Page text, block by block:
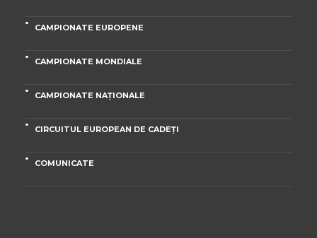
CAMPIONATE EUROPENE
CAMPIONATE MONDIALE
CAMPIONATE NAȚIONALE
CIRCUITUL EUROPEAN DE CADEȚI
COMUNICATE